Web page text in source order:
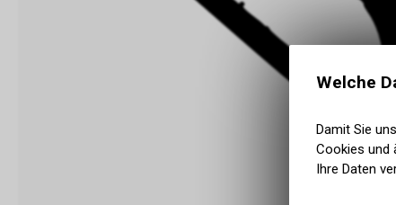
Welche
Damit Sie
Cookies und
Ihre Daten